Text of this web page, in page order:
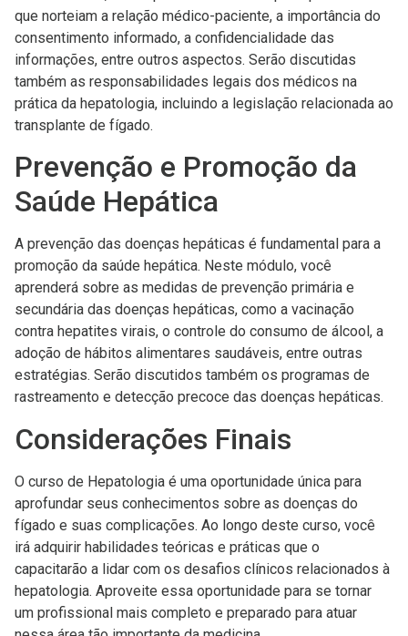
que norteiam a relação médico-paciente, a importância do
consentimento informado, a confidencialidade das
informações, entre outros aspectos. Serão discutidas
também as responsabilidades legais dos médicos na
prática da hepatologia, incluindo a legislação relacionada ao
transplante de fígado.
Prevenção e Promoção da
Saúde Hepática
A prevenção das doenças hepáticas é fundamental para a
promoção da saúde hepática. Neste módulo, você
aprenderá sobre as medidas de prevenção primária e
secundária das doenças hepáticas, como a vacinação
contra hepatites virais, o controle do consumo de álcool, a
adoção de hábitos alimentares saudáveis, entre outras
estratégias. Serão discutidos também os programas de
rastreamento e detecção precoce das doenças hepáticas.
Considerações Finais
O curso de Hepatologia é uma oportunidade única para
aprofundar seus conhecimentos sobre as doenças do
fígado e suas complicações. Ao longo deste curso, você
irá adquirir habilidades teóricas e práticas que o
capacitarão a lidar com os desafios clínicos relacionados à
hepatologia. Aproveite essa oportunidade para se tornar
um profissional mais completo e preparado para atuar